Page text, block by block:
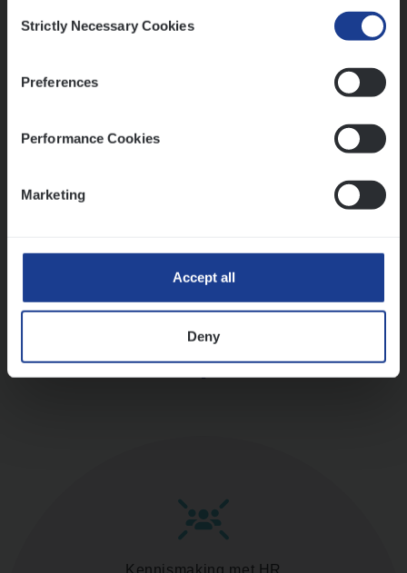
Selection
Strictly Necessary Cookies
Preferences
Performance Cookies
Marketing
Accept all
Deny
Vorige Volgende
Mathias houdt van diepgaande dossiers én droge
Thalia zoekt graag oplossingen, in games én op het
Ons sollicitatieproces